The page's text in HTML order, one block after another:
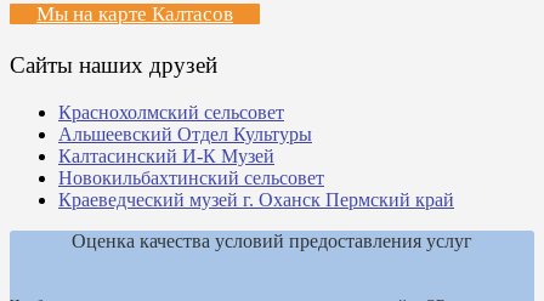
Мы на карте Калтасов
Сайты наших друзей
Краснохолмский сельсовет
Альшеевский Отдел Культуры
Калтасинский И-К Музей
Новокильбахтинский сельсовет
Краеведческий музей г. Оханск Пермский край
Оценка качества условий предоставления услуг